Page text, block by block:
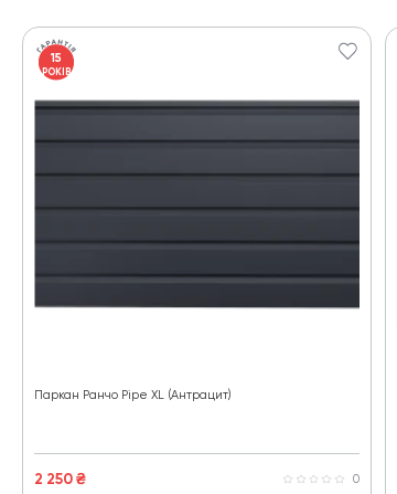
15
РОКІВ
Паркан Ранчо Pipe XL (Антрацит)
2 250₴ 0